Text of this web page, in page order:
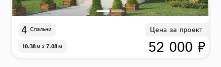
4 Спальни
10.38м x 7.08м
Цена за проект
52 000 ₽